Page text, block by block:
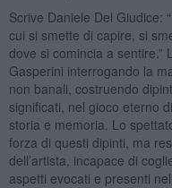
Scrive Daniele Del Giudice:
cui si smette di capire, si
dove si comincia a sentire.”
Gasperini interrogando la
non banali, costruendo
significati, nel gioco eterno
storia e memoria. Lo
forza di questi dipinti, ma
dell’artista, incapace di
aspetti evocati e presenti